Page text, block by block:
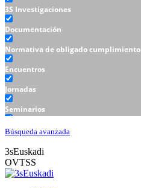
3S Investigaciones
Documentación
Normativa de obligado cumplimiento
Encuentros
Jornadas
Seminarios
Talleres
Búsqueda avanzada
3sEuskadi
OVTSS